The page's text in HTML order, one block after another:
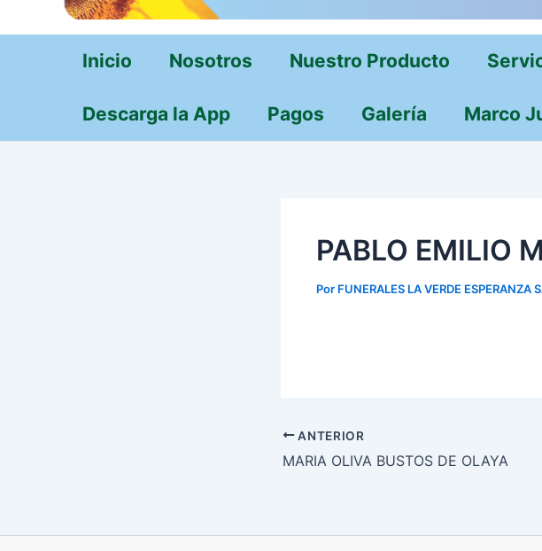
Inicio Nosotros Nuestro Producto
Descarga la App Pagos Galería Marco
PABLO EMILIO
Por FUNERALES LA VERDE ESPERANZA
ANTERIOR
MARIA OLIVA BUSTOS DE OLAYA